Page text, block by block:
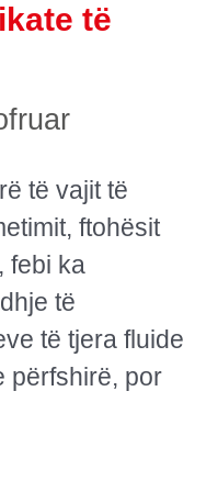
të
të vajit të
ftohësit
febi ka
të
të tjera fluide
përfshirë, por